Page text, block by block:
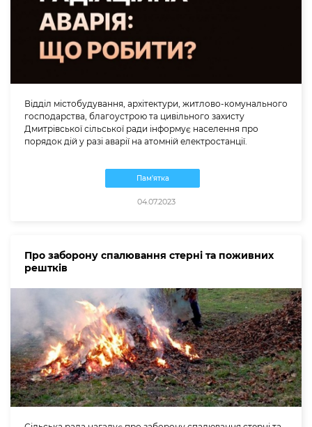
Відділ містобудування, архітектури, житлово-комунального
господарства, благоустрою та цивільного захисту
Дмитрівської сільської ради інформує населення про
порядок дій у разі аварії на атомній електростанції.
Пам'ятка
04.07.2023
Про заборону спалювання стерні та поживних
рештків